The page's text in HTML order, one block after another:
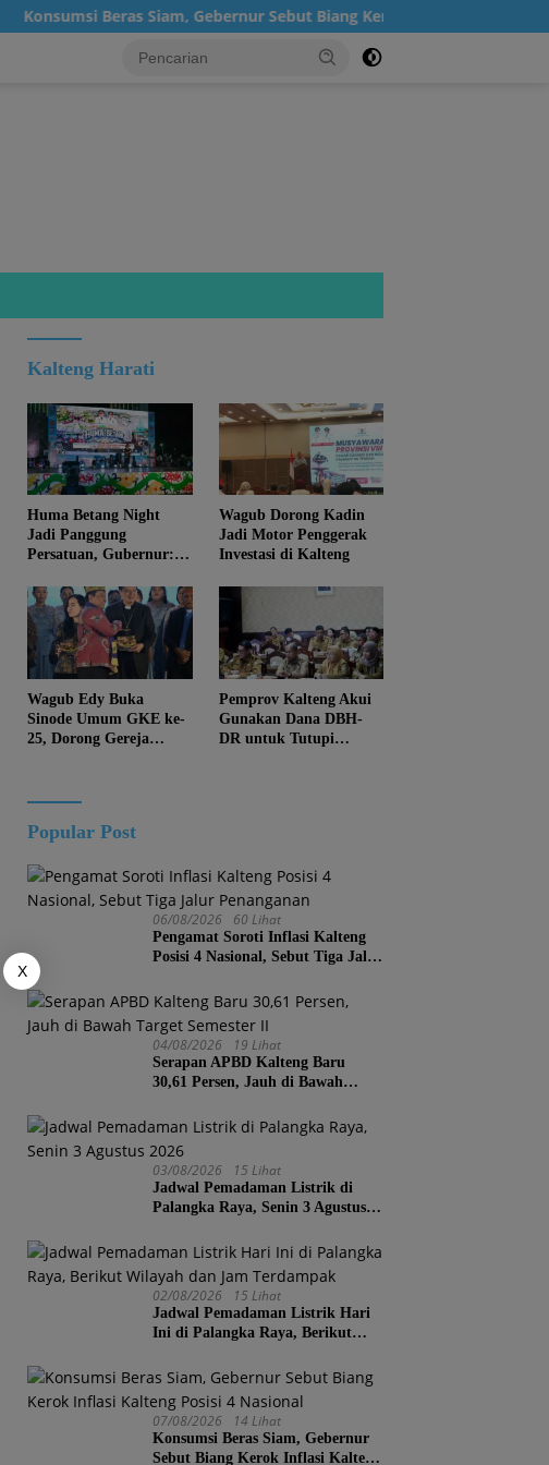
Konsumsi Beras Siam, Gebernur Sebut Biang Kerok Inflasi Kalteng Posisi
Kalteng Harati
Huma Betang Night
Jadi Panggung
Persatuan, Gubernur:
Kemajuan Menghapus
Jati Diri Kalteng
Wagub Dorong Kadin
Jadi Motor Penggerak
Investasi di Kalteng
Wagub Edy Buka
Sinode Umum GKE ke-
25, Dorong Gereja
Pemprov Kalteng Akui
Gunakan Dana DBH-
DR untuk Tutupi
Popular Post
06/08/2026 60 Lihat
Pengamat Soroti Inflasi Kalteng
Posisi 4 Nasional, Sebut Tiga Jalur
04/08/2026 19 Lihat
Serapan APBD Kalteng Baru
30,61 Persen, Jauh di Bawah
03/08/2026 15 Lihat
Jadwal Pemadaman Listrik di
Palangka Raya, Senin 3 Agustus
02/08/2026 15 Lihat
Jadwal Pemadaman Listrik Hari
Ini di Palangka Raya, Berikut
07/08/2026 14 Lihat
Konsumsi Beras Siam, Gebernur
Sebut Biang Kerok Inflasi Kalteng
X